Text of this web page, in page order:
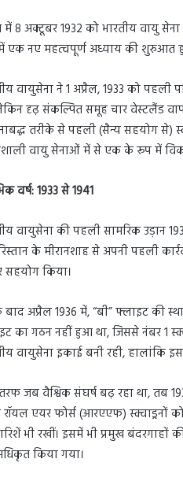
में 8 अक्टूबर 1932 को भारतीय वायु
में एक नए महत्वपूर्ण अध्याय की शुरुआत
वायुसेना ने 1 अप्रैल, 1933 को पहली
दृढ़ संकल्पित समूह चार वेस्टलैंड
तरीके से पहली (सैन्य सहयोग से)
वायु सेनाओं में से एक के रूप में
वर्ष: 1933 से 1941
वायुसेना की पहली सामरिक उड़ान
के मीरानशाह से अपनी पहली
सहयोग किया।
अप्रैल 1936 में, “बी” फ्लाइट की
का गठन नहीं हुआ था, जिससे नंबर 1
वायुसेना इकाई बनी रही, हालांकि
जब वैश्विक संघर्ष बढ़ रहा था, तब
रॉयल एयर फोर्स (आरएएफ)
भी रखीं। इसमें भी प्रमुख बंदरगाहों
किया गया।